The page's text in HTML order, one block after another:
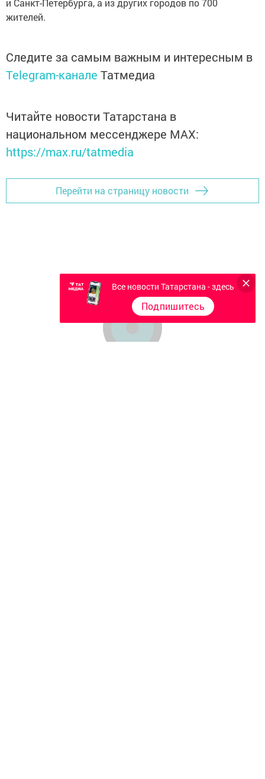
жителей.
Следите за самым важным и интересным в
Telegram-канале Татмедиа
Читайте новости Татарстана в
национальном мессенджере MАХ:
https://max.ru/tatmedia
Перейти на страницу новости
Все новости Татарстана - здесь
Подпишитесь